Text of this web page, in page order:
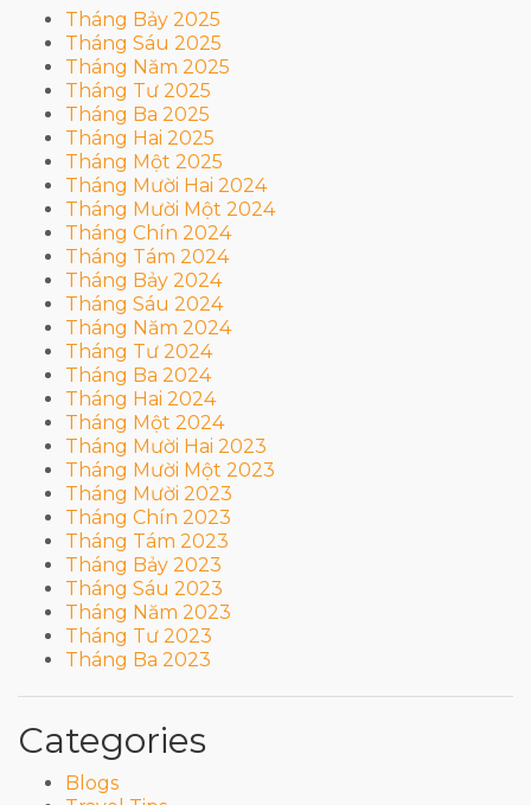
Tháng Bảy 2025
Tháng Sáu 2025
Tháng Năm 2025
Tháng Tư 2025
Tháng Ba 2025
Tháng Hai 2025
Tháng Một 2025
Tháng Mười Hai 2024
Tháng Mười Một 2024
Tháng Chín 2024
Tháng Tám 2024
Tháng Bảy 2024
Tháng Sáu 2024
Tháng Năm 2024
Tháng Tư 2024
Tháng Ba 2024
Tháng Hai 2024
Tháng Một 2024
Tháng Mười Hai 2023
Tháng Mười Một 2023
Tháng Mười 2023
Tháng Chín 2023
Tháng Tám 2023
Tháng Bảy 2023
Tháng Sáu 2023
Tháng Năm 2023
Tháng Tư 2023
Tháng Ba 2023
Categories
Blogs